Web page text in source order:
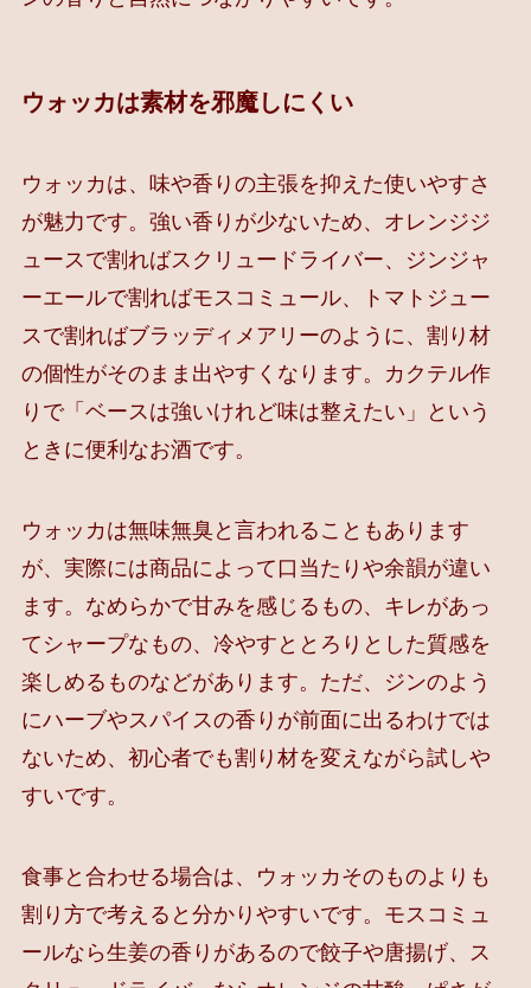
ウォッカは素材を邪魔しにくい
ウォッカは、味や香りの主張を抑えた使いやすさ
が魅力です。強い香りが少ないため、オレンジジ
ュースで割ればスクリュードライバー、ジンジャ
ーエールで割ればモスコミュール、トマトジュー
スで割ればブラッディメアリーのように、割り材
の個性がそのまま出やすくなります。カクテル作
りで「ベースは強いけれど味は整えたい」という
ときに便利なお酒です。
ウォッカは無味無臭と言われることもあります
が、実際には商品によって口当たりや余韻が違い
ます。なめらかで甘みを感じるもの、キレがあっ
てシャープなもの、冷やすととろりとした質感を
楽しめるものなどがあります。ただ、ジンのよう
にハーブやスパイスの香りが前面に出るわけでは
ないため、初心者でも割り材を変えながら試しや
すいです。
食事と合わせる場合は、ウォッカそのものよりも
割り方で考えると分かりやすいです。モスコミュ
ールなら生姜の香りがあるので餃子や唐揚げ、ス